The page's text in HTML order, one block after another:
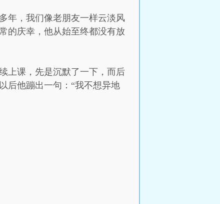
年，我们像老朋友一样云淡风
的庆幸，他从始至终都没有放
上课，先是沉默了一下，而后
后他蹦出一句：“我不想异地